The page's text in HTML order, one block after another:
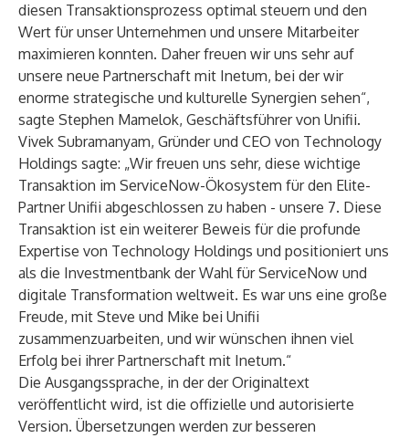
diesen Transaktionsprozess optimal steuern und den
Wert für unser Unternehmen und unsere Mitarbeiter
maximieren konnten. Daher freuen wir uns sehr auf
unsere neue Partnerschaft mit Inetum, bei der wir
enorme strategische und kulturelle Synergien sehen“,
sagte Stephen Mamelok, Geschäftsführer von Unifii.
Vivek Subramanyam, Gründer und CEO von Technology
Holdings sagte: „Wir freuen uns sehr, diese wichtige
Transaktion im ServiceNow-Ökosystem für den Elite-
Partner Unifii abgeschlossen zu haben - unsere 7. Diese
Transaktion ist ein weiterer Beweis für die profunde
Expertise von Technology Holdings und positioniert uns
als die Investmentbank der Wahl für ServiceNow und
digitale Transformation weltweit. Es war uns eine große
Freude, mit Steve und Mike bei Unifii
zusammenzuarbeiten, und wir wünschen ihnen viel
Erfolg bei ihrer Partnerschaft mit Inetum.“
Die Ausgangssprache, in der der Originaltext
veröffentlicht wird, ist die offizielle und autorisierte
Version. Übersetzungen werden zur besseren